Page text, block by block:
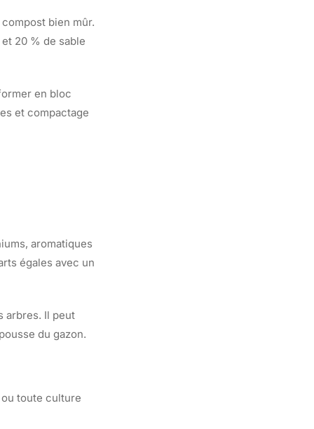
bien mûr.
20 % de sable
en bloc
et compactage
aromatiques
égales avec un
arbres. Il peut
du gazon.
toute culture